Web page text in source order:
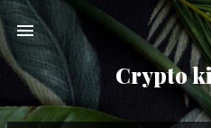
Skip to
Crypto